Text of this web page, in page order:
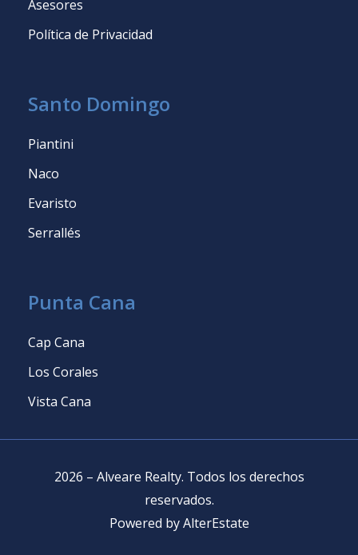
Asesores
Política de Privacidad
Santo Domingo
Piantini
Naco
Evaristo
Serrallés
Punta Cana
Cap Cana
Los Corales
Vista Cana
2026 – Alveare Realty. Todos los derechos
reservados.
Powered by AlterEstate